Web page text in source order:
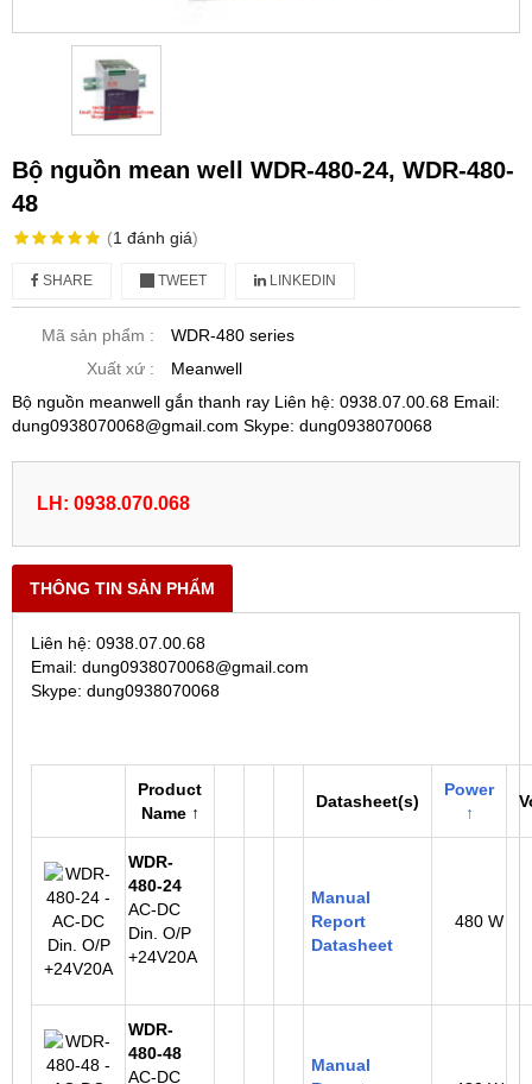
Bộ nguồn mean well WDR-480-24, WDR-480-
48
(1 đánh giá)
SHARE TWEET LINKEDIN
Mã sản phẩm :
WDR-480 series
Xuất xứ :
Meanwell
Bộ nguồn meanwell gắn thanh ray Liên hệ: 0938.07.00.68 Email:
dung0938070068@gmail.com Skype: dung0938070068
LH: 0938.070.068
THÔNG TIN SẢN PHẨM
Liên hệ: 0938.07.00.68
Email: dung0938070068@gmail.com
Skype: dung0938070068
Product
Name ↑
Datasheet(s)
Power
↑
WDR-
480-24
AC-DC
Din. O/P
+24V20A
Manual
Report
Datasheet
480 W
WDR-
480-48
AC-DC
Manual